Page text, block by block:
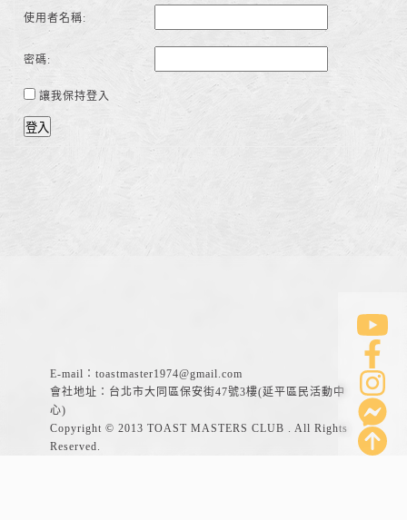
使用者名稱:
密碼:
讓我保持登入
登入
E-mail： toastmaster1974@gmail.com
會社地址：台北市大同區保安街47號3樓(延平區民活動中
心)
Copyright © 2013 TOAST MASTERS CLUB . All Rights
Reserved.